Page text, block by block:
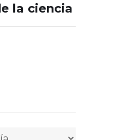
la ciencia